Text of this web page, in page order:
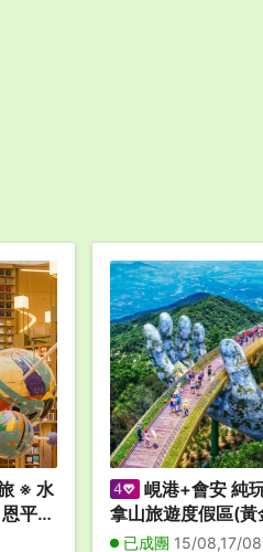
※ 水
平韓
峴港+會安 純玩
拿山旅遊度假區(黃
式花園、城堡)、「
已成團 15/08,17/08,18/08,19/08,20/08,21/08,22/08,23/08,26/